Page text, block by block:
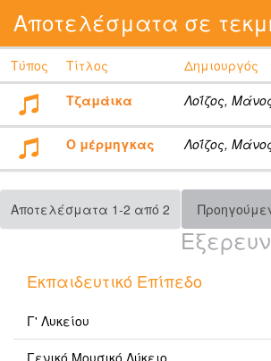
Αποτελέσματα σε
Τύπος Τίτλος Δημιουργός
Τζαμάικα
Λοΐζος,
Ο μέρμηγκας Λοΐζος,
Αποτελέσματα 1-2 από 2
Εκπαιδευτικό Επίπεδο
Γ' Λυκείου
Γενικό Μουσικό Λύκειο